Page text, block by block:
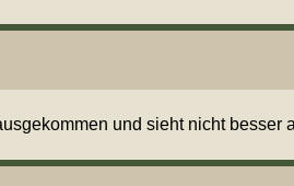
und sieht nicht